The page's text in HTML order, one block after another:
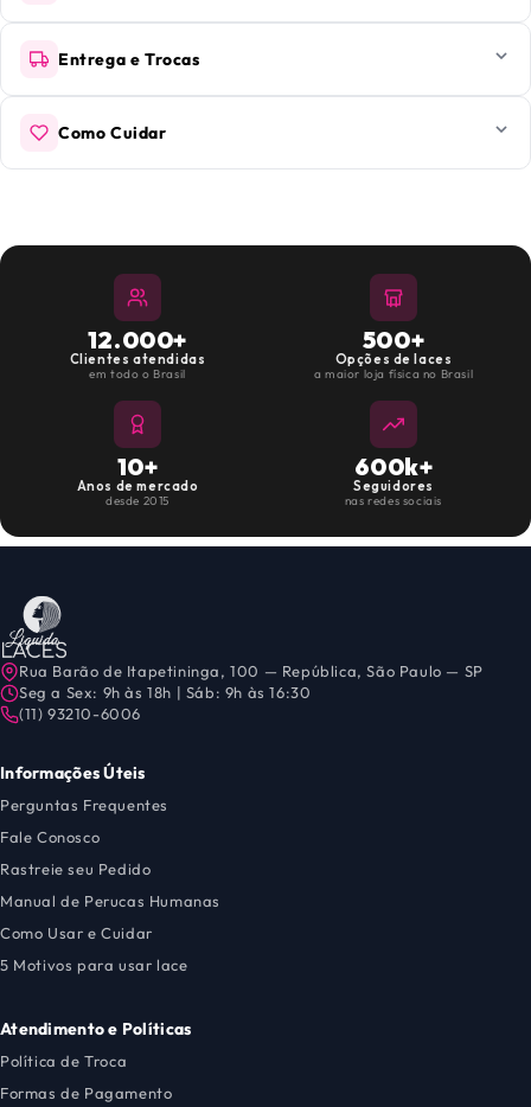
Entrega e Trocas
Como Cuidar
12.000+
Clientes atendidas
em todo o Brasil
500+
Opções de laces
a maior loja física no Brasil
10+
Anos de mercado
desde 2015
600k+
Seguidores
nas redes sociais
Rua Barão de Itapetininga, 100 — República, São Paulo — SP
Seg a Sex: 9h às 18h | Sáb: 9h às 16:30
(11) 93210-6006
Informações Úteis
Perguntas Frequentes
Fale Conosco
Rastreie seu Pedido
Manual de Perucas Humanas
Como Usar e Cuidar
5 Motivos para usar lace
Atendimento e Políticas
Política de Troca
Formas de Pagamento